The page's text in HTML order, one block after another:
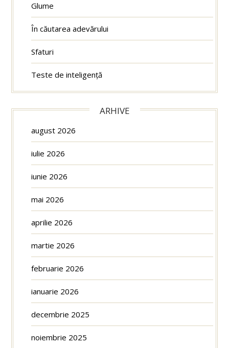
Glume
În căutarea adevărului
Sfaturi
Teste de inteligență
ARHIVE
august 2026
iulie 2026
iunie 2026
mai 2026
aprilie 2026
martie 2026
februarie 2026
ianuarie 2026
decembrie 2025
noiembrie 2025